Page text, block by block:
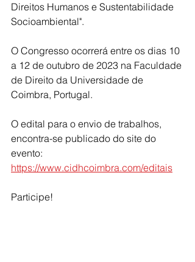
Direitos Humanos e Sustentabilidade
Socioambiental".
O Congresso ocorrerá entre os dias 10
a 12 de outubro de 2023 na Faculdade
de Direito da Universidade de
Coimbra, Portugal.
O edital para o envio de trabalhos,
encontra-se publicado do site do
evento:
https://www.cidhcoimbra.com/editais
Participe!